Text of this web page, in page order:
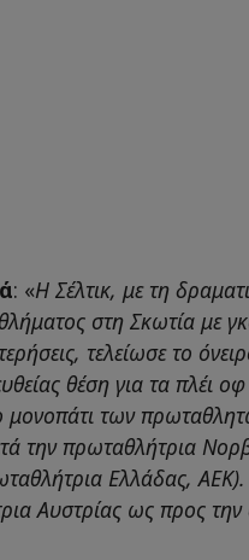
: «Η Σέλτικ, με τη
στη Σκωτία με
τελείωσε το
θέση για τα πλέι
μονοπάτι των
την πρωταθλήτρια
Ελλάδας, ΑΕΚ).
Αυστρίας ως προς την